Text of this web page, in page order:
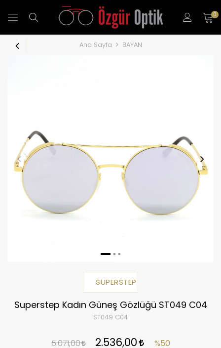
0
Ana Sayfa BAYAN
SUPERSTEP
Superstep Kadın Güneş Gözlüğü ST049 C04
ST049 C04
5.071,00 2.536,00 %50